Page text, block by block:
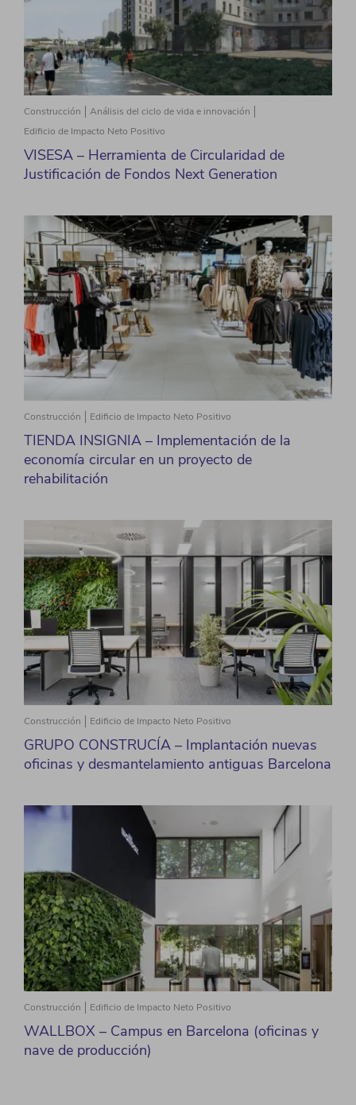
Construcción
Análisis del ciclo de vida e innovación
Edificio de Impacto Neto Positivo
VISESA – Herramienta de Circularidad de
Justificación de Fondos Next​ Generation
Construcción Edificio de Impacto Neto Positivo
TIENDA INSIGNIA – Implementación de la
economía circular en un proyecto de
rehabilitación
Construcción Edificio de Impacto Neto Positivo
GRUPO CONSTRUCÍA – Implantación nuevas
oficinas y desmantelamiento antiguas Barcelona
Construcción Edificio de Impacto Neto Positivo
WALLBOX – Campus en Barcelona (oficinas y
nave de producción)